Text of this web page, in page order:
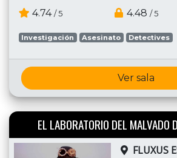
4.74 / 5 4.48 / 5
Investigación Asesinato Detectives
Ver sala
EL LABORATORIO DEL MALVADO
FLUXUS